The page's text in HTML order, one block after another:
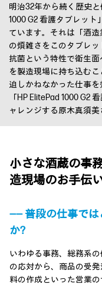
明治32年から続く歴史
1000 G2 看護タブレッ
ています。それは「酒
の煩雑さをこのタブレッ
抗菌という特性で衛生
を製造現場に持ち込む
迫しかねなかった仕事
「HP ElitePad 1000 G2
ャレンジする原木真須美
小さな酒蔵の事
造現場のお手伝
―― 普段の仕事で
か?
いわゆる事務、総務系
の応対から、商品の受
料の作成といった営業